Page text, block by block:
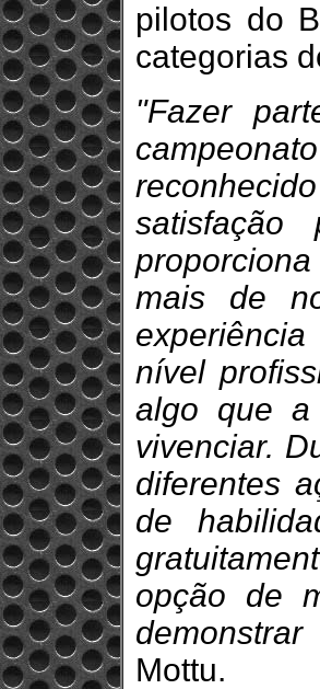
pilotos do
categorias
"Fazer
mais de
nível
algo que a
vivenciar.
diferentes
de
opção de
Mottu.